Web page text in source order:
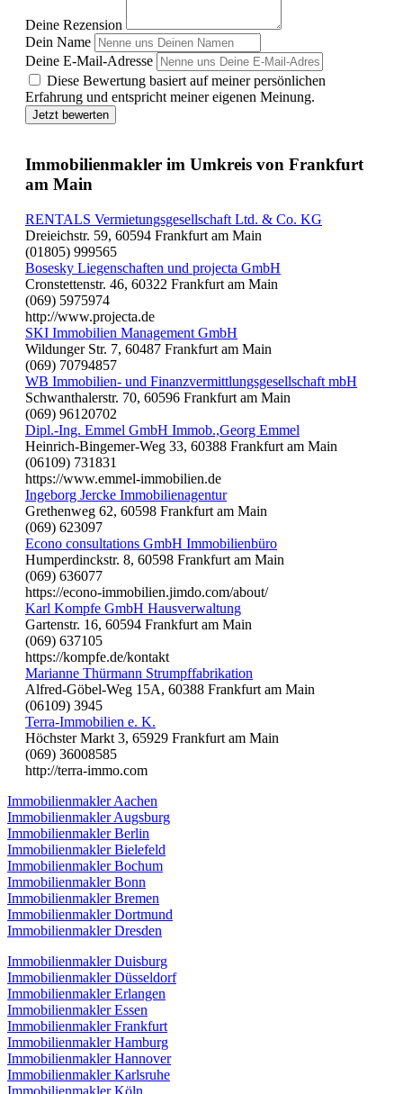
Deine Rezension
Dein Name
Deine E-Mail-Adresse
Diese Bewertung basiert auf meiner persönlichen
Erfahrung und entspricht meiner eigenen Meinung.
Jetzt bewerten
Immobilienmakler im Umkreis von Frankfurt
am Main
RENTALS Vermietungsgesellschaft Ltd. & Co. KG
Dreieichstr. 59, 60594 Frankfurt am Main
(01805) 999565
Bosesky Liegenschaften und projecta GmbH
Cronstettenstr. 46, 60322 Frankfurt am Main
(069) 5975974
http://www.projecta.de
SKI Immobilien Management GmbH
Wildunger Str. 7, 60487 Frankfurt am Main
(069) 70794857
WB Immobilien- und Finanzvermittlungsgesellschaft mbH
Schwanthalerstr. 70, 60596 Frankfurt am Main
(069) 96120702
Dipl.-Ing. Emmel GmbH Immob.,Georg Emmel
Heinrich-Bingemer-Weg 33, 60388 Frankfurt am Main
(06109) 731831
https://www.emmel-immobilien.de
Ingeborg Jercke Immobilienagentur
Grethenweg 62, 60598 Frankfurt am Main
(069) 623097
Econo consultations GmbH Immobilienbüro
Humperdinckstr. 8, 60598 Frankfurt am Main
(069) 636077
https://econo-immobilien.jimdo.com/about/
Karl Kompfe GmbH Hausverwaltung
Gartenstr. 16, 60594 Frankfurt am Main
(069) 637105
https://kompfe.de/kontakt
Marianne Thürmann Strumpffabrikation
Alfred-Göbel-Weg 15A, 60388 Frankfurt am Main
(06109) 3945
Terra-Immobilien e. K.
Höchster Markt 3, 65929 Frankfurt am Main
(069) 36008585
http://terra-immo.com
Immobilienmakler Aachen
Immobilienmakler Augsburg
Immobilienmakler Berlin
Immobilienmakler Bielefeld
Immobilienmakler Bochum
Immobilienmakler Bonn
Immobilienmakler Bremen
Immobilienmakler Dortmund
Immobilienmakler Dresden
Immobilienmakler Duisburg
Immobilienmakler Düsseldorf
Immobilienmakler Erlangen
Immobilienmakler Essen
Immobilienmakler Frankfurt
Immobilienmakler Hamburg
Immobilienmakler Hannover
Immobilienmakler Karlsruhe
Immobilienmakler Köln